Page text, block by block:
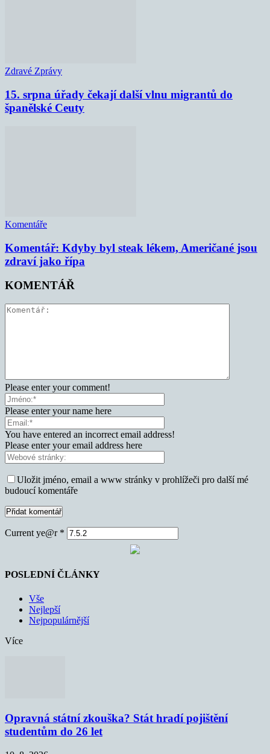
Zdravé Zprávy
15. srpna úřady čekají další vlnu migrantů do
španělské Ceuty
Komentáře
Komentář: Kdyby byl steak lékem, Američané jsou
zdraví jako řípa
KOMENTÁŘ
Please enter your comment!
Please enter your name here
You have entered an incorrect email address!
Please enter your email address here
Uložit jméno, email a www stránky v prohlížeči pro další mé
budoucí komentáře
Current ye@r *
POSLEDNÍ ČLÁNKY
Vše
Nejlepší
Nejpopulárnější
Více
Opravná státní zkouška? Stát hradí pojištění
studentům do 26 let